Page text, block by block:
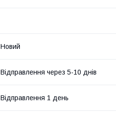
Новий
Відправлення через 5-10 днів
Відправлення 1 день